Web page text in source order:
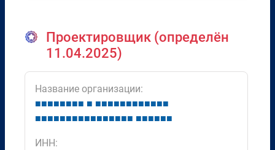
Проектировщик (определён
11.04.2025)
Название организации:
■■■■■■■■ ■ ■■■■■■■■■■■■
■■■■■■■■■■■■■■■■ ■■■■■■
ИНН: